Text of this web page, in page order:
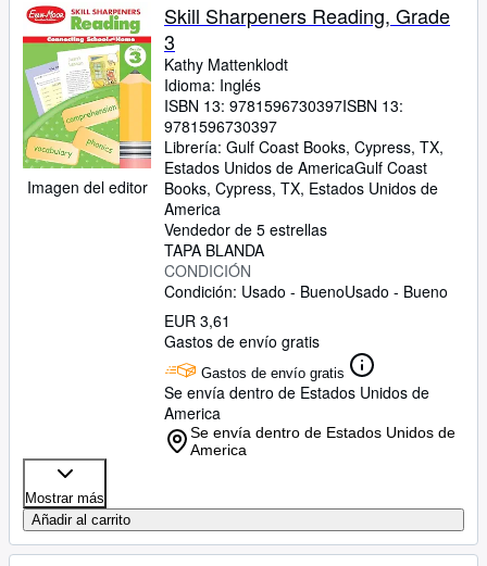
Imagen del editor
Skill Sharpeners Reading, Grade
3
Kathy Mattenklodt
Idioma: Inglés
ISBN 13: 9781596730397ISBN 13:
9781596730397
Librería: Gulf Coast Books, Cypress, TX,
Estados Unidos de AmericaGulf Coast
Books, Cypress, TX, Estados Unidos de
America
Vendedor de 5 estrellas
TAPA BLANDA
CONDICIÓN
Condición: Usado - BuenoUsado - Bueno
EUR 3,61
Gastos de envío gratis
Gastos de envío gratis
Se envía dentro de Estados Unidos de
America
Se envía dentro de Estados Unidos de
America
Mostrar más
Añadir al carrito